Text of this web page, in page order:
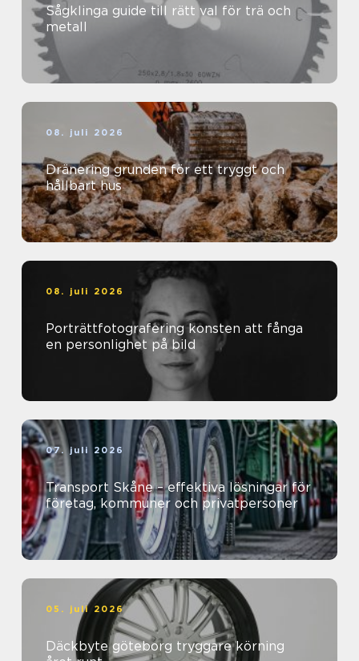
Sågklinga guide till rätt val för trä och
metall
08. juli 2026
Dränering grunden för ett tryggt och
hållbart hus
08. juli 2026
Porträttfotografering konsten att fånga
en personlighet på bild
07. juli 2026
Transport Skåne – effektiva lösningar för
företag, kommuner och privatpersoner
05. juli 2026
Däckbyte göteborg tryggare körning